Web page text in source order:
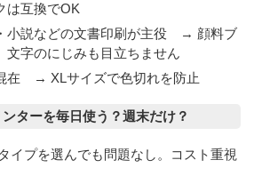
は互換でOK
小説などの文書印刷が主役 → 顔料ブ
文字のにじみも目立ちません
在 → XLサイズで色切れを防止
ターを毎日使う？週末だけ？
プを選んでも問題なし。コスト重視